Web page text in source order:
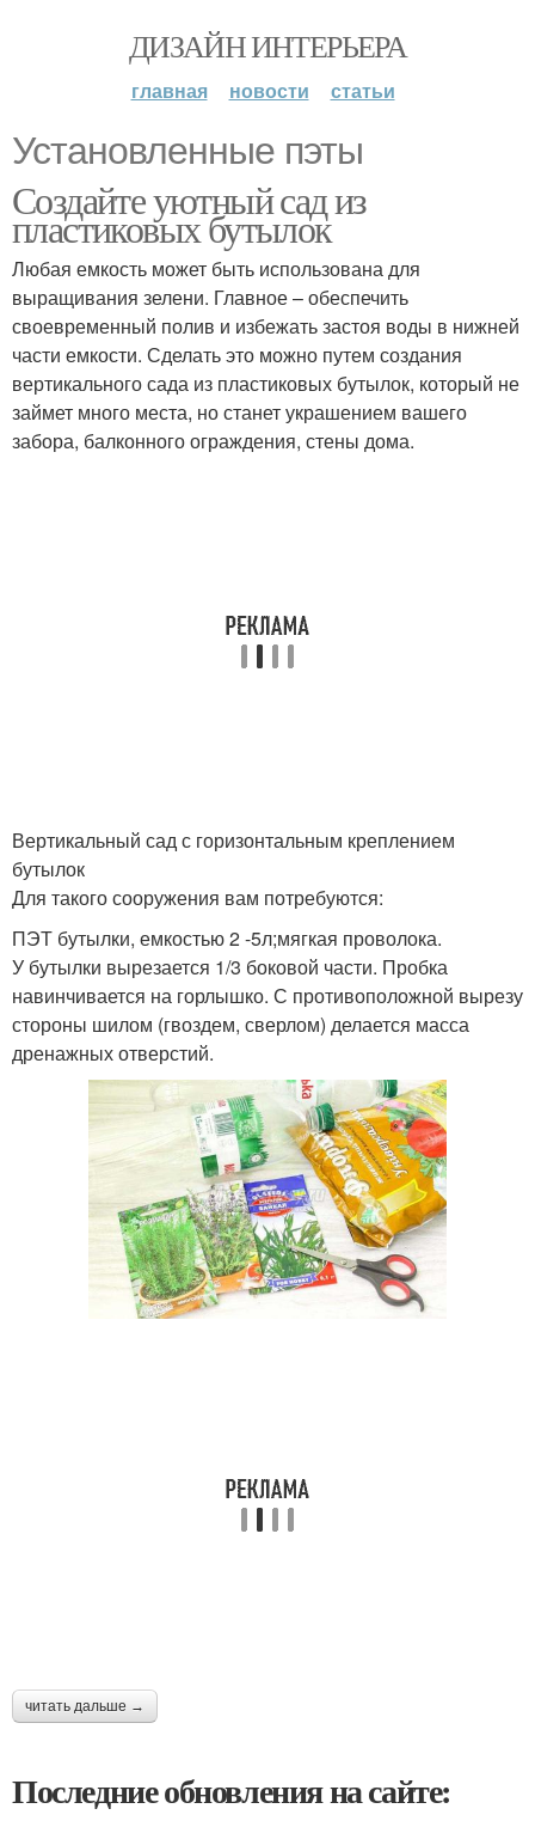
ДИЗАЙН ИНТЕРЬЕРА
главная новости статьи
Установленные пэты
Создайте уютный сад из
пластиковых бутылок
Любая емкость может быть использована для
выращивания зелени. Главное – обеспечить
своевременный полив и избежать застоя воды в нижней
части емкости. Сделать это можно путем создания
вертикального сада из пластиковых бутылок, который не
займет много места, но станет украшением вашего
забора, балконного ограждения, стены дома.
Вертикальный сад с горизонтальным креплением
бутылок
Для такого сооружения вам потребуются:
ПЭТ бутылки, емкостью 2 -5л;мягкая проволока.
У бутылки вырезается 1/3 боковой части. Пробка
навинчивается на горлышко. С противоположной вырезу
стороны шилом (гвоздем, сверлом) делается масса
дренажных отверстий.
читать дальше →
Последние обновления на сайте: